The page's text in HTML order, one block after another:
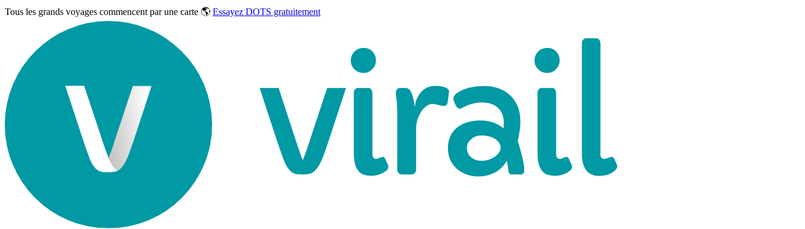
Tous les grands voyages commencent par une carte 🌎 Essayez DOTS gratuitement